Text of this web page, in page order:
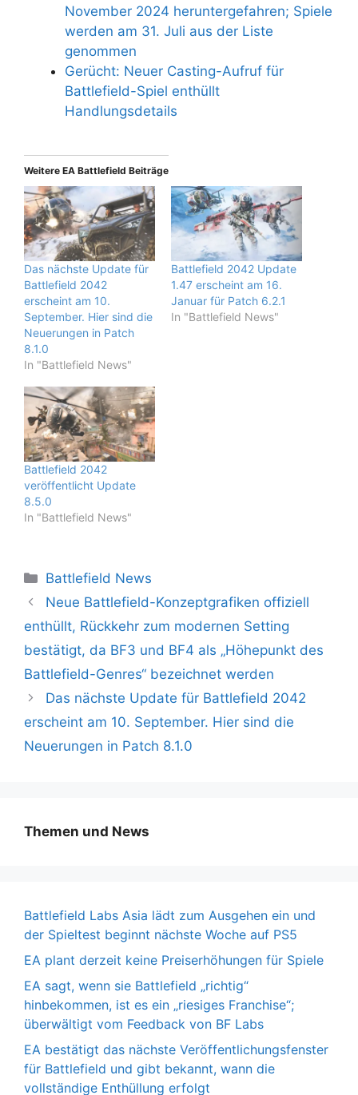
November 2024 heruntergefahren; Spiele
werden am 31. Juli aus der Liste
genommen
Gerücht: Neuer Casting-Aufruf für
Battlefield-Spiel enthüllt
Handlungsdetails
Weitere EA Battlefield Beiträge
Das nächste Update für
Battlefield 2042
erscheint am 10.
September. Hier sind die
Neuerungen in Patch
8.1.0
In "Battlefield News"
Battlefield 2042 Update
1.47 erscheint am 16.
Januar für Patch 6.2.1
In "Battlefield News"
Battlefield 2042
veröffentlicht Update
8.5.0
In "Battlefield News"
Kategorien
Battlefield News
Neue Battlefield-Konzeptgrafiken offiziell
enthüllt, Rückkehr zum modernen Setting
bestätigt, da BF3 und BF4 als „Höhepunkt des
Battlefield-Genres“ bezeichnet werden
Das nächste Update für Battlefield 2042
erscheint am 10. September. Hier sind die
Neuerungen in Patch 8.1.0
Themen und News
Battlefield Labs Asia lädt zum Ausgehen ein und
der Spieltest beginnt nächste Woche auf PS5
EA plant derzeit keine Preiserhöhungen für Spiele
EA sagt, wenn sie Battlefield „richtig“
hinbekommen, ist es ein „riesiges Franchise“;
überwältigt vom Feedback von BF Labs
EA bestätigt das nächste Veröffentlichungsfenster
für Battlefield und gibt bekannt, wann die
vollständige Enthüllung erfolgt